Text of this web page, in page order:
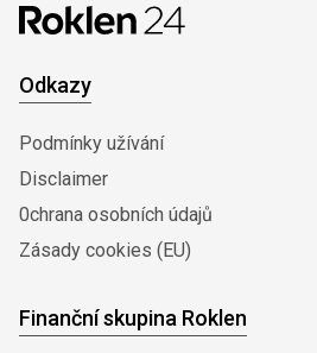
Odkazy
Podmínky užívání
Disclaimer
0chrana osobních údajů
Zásady cookies (EU)
Finanční skupina Roklen